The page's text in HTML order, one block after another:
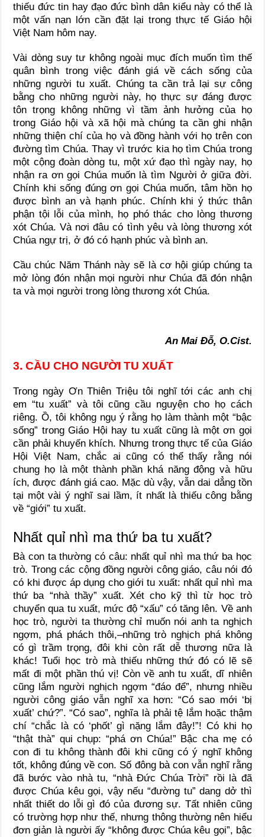
thiếu đức tin hay đạo đức bình dân kiểu này có thể là
một vấn nạn lớn cần đặt lại trong thực tế Giáo hội
Việt Nam hôm nay.
Vài dòng suy tư không ngoài mục đích muốn tìm thế
quân bình trong việc đánh giá về cách sống của
những người tu xuất. Chúng ta cần trả lại sự công
bằng cho những người này, họ thực sự đáng được
tôn trọng không những vì tầm ảnh hưởng của họ
trong Giáo hội và xã hội mà chúng ta cần ghi nhận
những thiện chí của họ và đồng hành với họ trên con
đường tìm Chúa. Thay vì trước kia họ tìm Chúa trong
một cộng đoàn dòng tu, một xứ đạo thì ngày nay, họ
nhận ra ơn gọi Chúa muốn là tìm Người ở giữa đời.
Chính khi sống đúng ơn gọi Chúa muốn, tâm hồn họ
được bình an và hạnh phúc. Chính khi ý thức thân
phận tội lỗi của mình, họ phó thác cho lòng thương
xót Chúa. Và nơi đâu có tình yêu và lòng thương xót
Chúa ngự trị, ở đó có hạnh phúc và bình an.
Cầu chúc Năm Thánh này sẽ là cơ hội giúp chúng ta
mở lòng đón nhận mọi người như Chúa đã đón nhận
ta và mọi người trong lòng thương xót Chúa.
An Mai Đỗ, O.Cist.
3. CẦU CHO NGƯỜI TU XUẤT
Trong ngày Ơn Thiên Triệu tôi nghĩ tới các anh chị
em “tu xuất” và tôi cũng cầu nguyện cho họ cách
riêng. Ồ, tôi không ngụ ý rằng họ làm thành một “bậc
sống” trong Giáo Hội hay tu xuất cũng là một ơn gọi
cần phải khuyến khích. Nhưng trong thực tế của Giáo
Hội Việt Nam, chắc ai cũng có thể thấy rằng nói
chung họ là một thành phần khá năng động và hữu
ích, được đánh giá cao. Mặc dù vậy, vẫn dai dẳng tồn
tại một vài ý nghĩ sai lầm, ít nhất là thiếu công bằng
về “giới” tu xuất.
Nhất quỉ nhì ma thứ ba tu xuất?
Bà con ta thường có câu: nhất quỉ nhì ma thứ ba học
trò. Trong các cộng đồng người công giáo, câu nói đó
có khi được áp dụng cho giới tu xuất: nhất quỉ nhì ma
thứ ba “nhà thầy” xuất. Xét cho kỹ thì từ học trò
chuyển qua tu xuất, mức độ “xấu” có tăng lên. Về anh
học trò, người ta thường chỉ muốn nói anh ta nghịch
ngợm, phá phách thôi,–những trò nghịch phá không
có gì trầm trọng, đôi khi còn rất dễ thương nữa là
khác! Tuổi học trò mà thiếu những thứ đó có lẽ sẽ
mất đi một phần thú vị! Còn về anh tu xuất, dĩ nhiên
cũng lắm người nghịch ngợm “đáo để”, nhưng nhiều
người công giáo vẫn nghĩ xa hơn: “Có sao mới ‘bị
xuất’ chứ?”. “Có sao”, nghĩa là phải tệ lắm hoặc thậm
chí “chắc là có ‘phốt’ gì nặng lắm đây!”! Có khi họ
“thật thà” qui chụp: “phá ơn Chúa!” Bậc cha mẹ có
con đi tu không thành đôi khi cũng có ý nghĩ không
tốt, không đúng về con. Số đông bà con vẫn nghĩ rằng
đã bước vào nhà tu, “nhà Đức Chúa Trời” rồi là đã
được Chúa kêu gọi, vậy nếu “đường tu” dang dở thì
nhất thiết do lỗi gì đó của đương sự. Tất nhiên cũng
có trường hợp như thế, nhưng thông thường nên hiểu
đơn giản là người ấy “không được Chúa kêu gọi”, bậc